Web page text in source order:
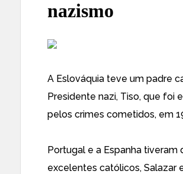
nazismo
A Eslováquia teve um padre
Presidente nazi, Tiso, que foi
pelos crimes cometidos, em
Portugal e a Espanha tiveram
excelentes católicos, Salazar